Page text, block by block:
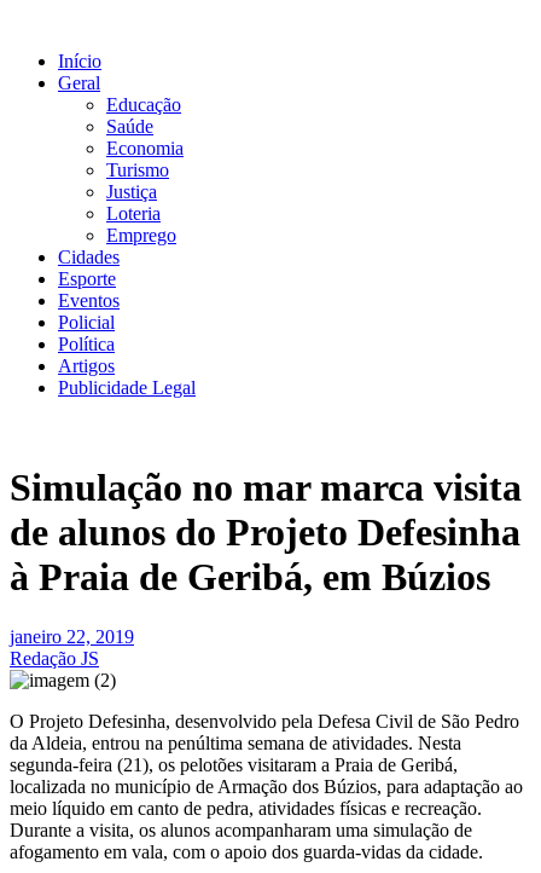
conteúdo
Início
Geral
Educação
Saúde
Economia
Turismo
Justiça
Loteria
Emprego
Cidades
Esporte
Eventos
Policial
Política
Artigos
Publicidade Legal
Simulação no mar marca visita
de alunos do Projeto Defesinha
à Praia de Geribá, em Búzios
janeiro 22, 2019
Redação JS
O Projeto Defesinha, desenvolvido pela Defesa Civil de São Pedro
da Aldeia, entrou na penúltima semana de atividades. Nesta
segunda-feira (21), os pelotões visitaram a Praia de Geribá,
localizada no município de Armação dos Búzios, para adaptação ao
meio líquido em canto de pedra, atividades físicas e recreação.
Durante a visita, os alunos acompanharam uma simulação de
afogamento em vala, com o apoio dos guarda-vidas da cidade.